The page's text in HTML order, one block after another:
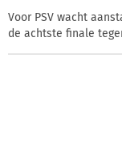
Voor PSV wacht
de achtste finale